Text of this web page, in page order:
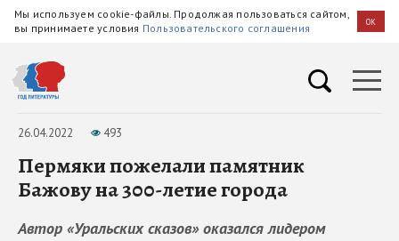
Мы используем cookie-файлы. Продолжая пользоваться сайтом,
вы принимаете условия Пользовательского соглашения OK
26.04.2022 493
Пермяки пожелали памятник
Бажову на 300-летие города
Автор «Уральских сказов» оказался лидером